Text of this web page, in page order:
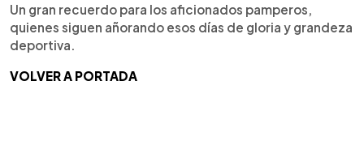
Un gran recuerdo para los aficionados pamperos,
quienes siguen añorando esos días de gloria y grandeza
deportiva.
VOLVER A PORTADA